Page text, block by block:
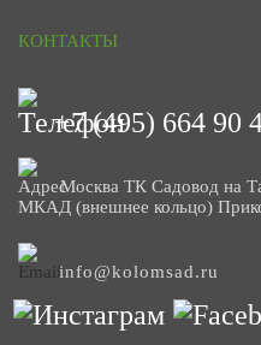
КОНТАКТЫ
+7 (495) 664 90
Москва ТК Садовод на
МКАД (внешнее кольцо)
info@kolomsad.ru